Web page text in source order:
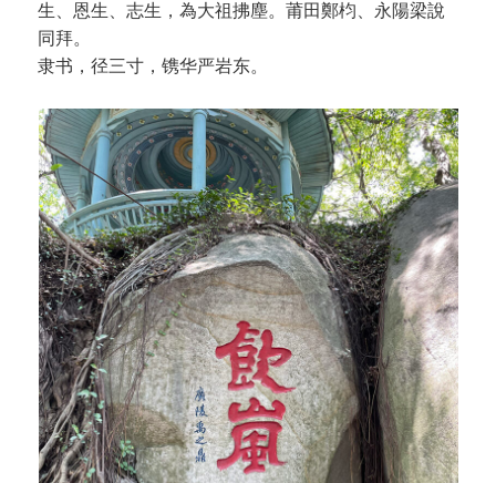
生、恩生、志生，為大祖拂塵。莆田鄭枃、永陽梁說
同拜。
隶书，径三寸，镌华严岩东。